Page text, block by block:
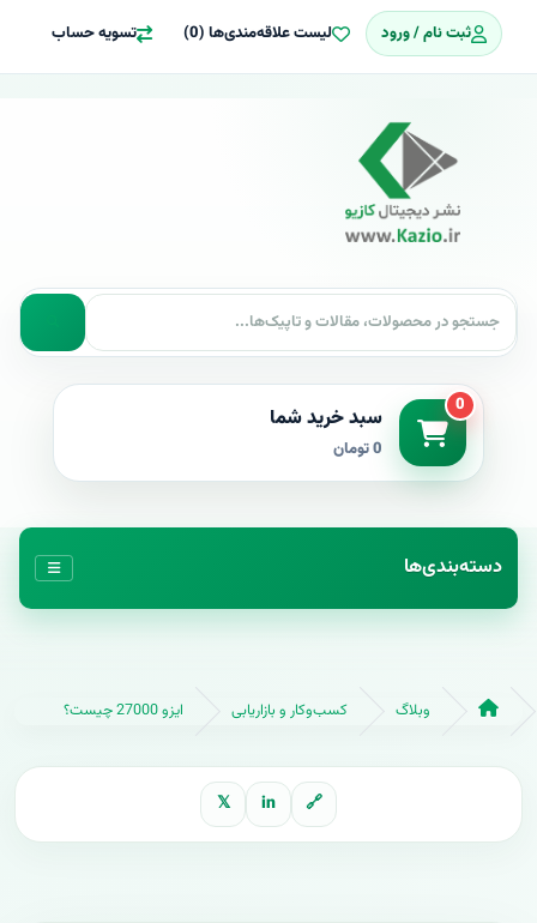
ثبت نام / ورود لیست علاقه‌مندی‌ها (0) تسویه حساب
0 سبد خرید شما
0 تومان
دسته‌بندی‌ها
وبلاگ کسب‌وکار و بازاریابی ایزو 27000 چیست؟
🔗
in
𝕏